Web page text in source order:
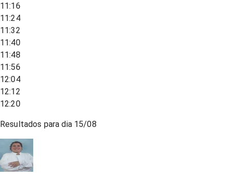
11:16
11:24
11:32
11:40
11:48
11:56
12:04
12:12
12:20
Resultados para dia 15/08